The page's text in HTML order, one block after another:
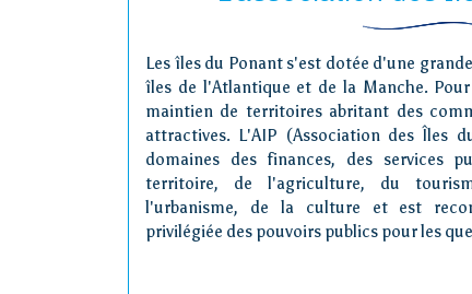
Les îles du Ponant s'est dotée d'une
îles de l'Atlantique et de la Manche.
maintien de territoires abritant des
attractives. L'AIP (Association des Îles
domaines des finances, des services
territoire, de l'agriculture, du
l'urbanisme, de la culture et est
privilégiée des pouvoirs publics pour les